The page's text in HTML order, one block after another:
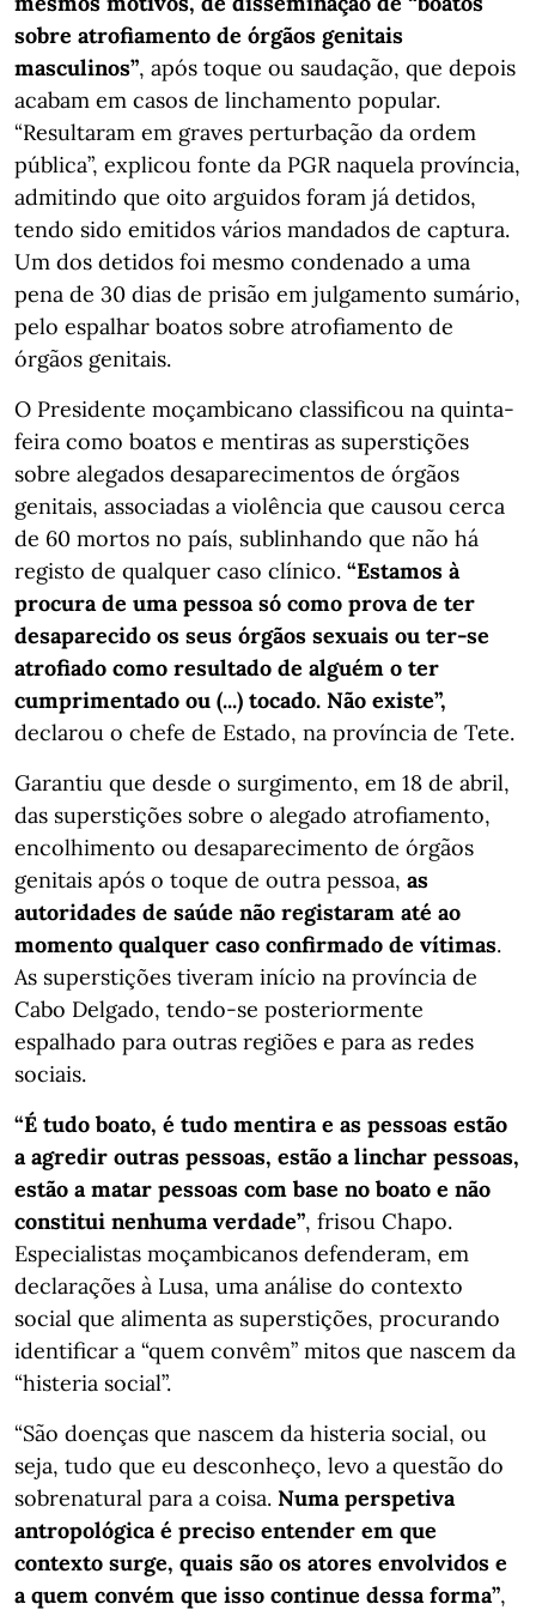
sobre atrofiamento de órgãos genitais
masculinos”, após toque ou saudação, que depois
acabam em casos de linchamento popular.
“Resultaram em graves perturbação da ordem
pública”, explicou fonte da PGR naquela província,
admitindo que oito arguidos foram já detidos,
tendo sido emitidos vários mandados de captura.
Um dos detidos foi mesmo condenado a uma
pena de 30 dias de prisão em julgamento sumário,
pelo espalhar boatos sobre atrofiamento de
órgãos genitais.
O Presidente moçambicano classificou na quinta-
feira como boatos e mentiras as superstições
sobre alegados desaparecimentos de órgãos
genitais, associadas a violência que causou cerca
de 60 mortos no país, sublinhando que não há
registo de qualquer caso clínico. “Estamos à
procura de uma pessoa só como prova de ter
desaparecido os seus órgãos sexuais ou ter-se
atrofiado como resultado de alguém o ter
cumprimentado ou (...) tocado. Não existe”,
declarou o chefe de Estado, na província de Tete.
Garantiu que desde o surgimento, em 18 de abril,
das superstições sobre o alegado atrofiamento,
encolhimento ou desaparecimento de órgãos
genitais após o toque de outra pessoa, as
autoridades de saúde não registaram até ao
momento qualquer caso confirmado de vítimas.
As superstições tiveram início na província de
Cabo Delgado, tendo-se posteriormente
espalhado para outras regiões e para as redes
sociais.
“É tudo boato, é tudo mentira e as pessoas estão
a agredir outras pessoas, estão a linchar pessoas,
estão a matar pessoas com base no boato e não
constitui nenhuma verdade”, frisou Chapo.
Especialistas moçambicanos defenderam, em
declarações à Lusa, uma análise do contexto
social que alimenta as superstições, procurando
identificar a “quem convêm” mitos que nascem da
“histeria social”.
“São doenças que nascem da histeria social, ou
seja, tudo que eu desconheço, levo a questão do
sobrenatural para a coisa. Numa perspetiva
antropológica é preciso entender em que
contexto surge, quais são os atores envolvidos e
a quem convém que isso continue dessa forma”,